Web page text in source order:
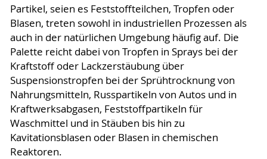
Partikel, seien es Feststoffteilchen, Tropfen oder
Blasen, treten sowohl in industriellen Prozessen als
auch in der natürlichen Umgebung häufig auf. Die
Palette reicht dabei von Tropfen in Sprays bei der
Kraftstoff oder Lackzerstäubung über
Suspensionstropfen bei der Sprühtrocknung von
Nahrungsmitteln, Russpartikeln von Autos und in
Kraftwerksabgasen, Feststoffpartikeln für
Waschmittel und in Stäuben bis hin zu
Kavitationsblasen oder Blasen in chemischen
Reaktoren.